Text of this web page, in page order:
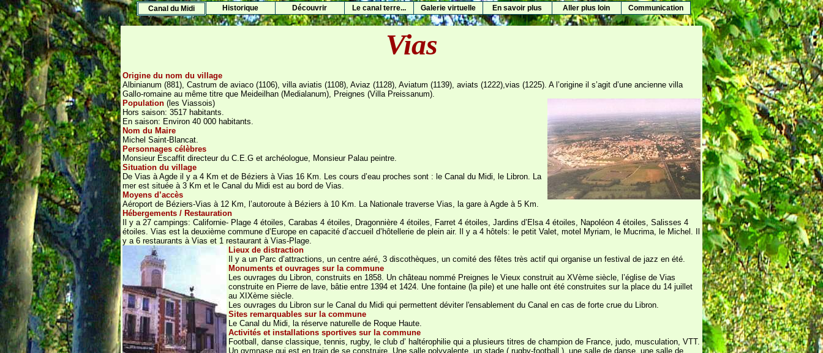
Canal du Midi Historique Découvrir Le canal terre... Galerie virtuelle En savoir plus Aller plus loin Communication
Vias
Origine du nom du village
Albinianum (881), Castrum de aviaco (1106), villa aviatis (1108), Aviaz (1128), Aviatum (1139), aviats (1222),vias (1225). A l’origine il s’agit d’une ancienne villa
Gallo-romaine au même titre que Meideilhan (Medialanum), Preignes (Villa Preissanum).
Population (les Viassois)
Hors saison: 3517 habitants.
En saison: Environ 40 000 habitants.
Nom du Maire
Michel Saint-Blancat.
Personnages célèbres
Monsieur Escaffit directeur du C.E.G et archéologue, Monsieur Palau peintre.
Situation du village
De Vias à Agde il y a 4 Km et de Béziers à Vias 16 Km. Les cours d’eau proches sont : le Canal du Midi, le Libron. La
mer est située à 3 Km et le Canal du Midi est au bord de Vias.
Moyens d’accès
Aéroport de Béziers-Vias à 12 Km, l’autoroute à Béziers à 10 Km. La Nationale traverse Vias, la gare à Agde à 5 Km.
Hébergements / Restauration
Il y a 27 campings: Californie- Plage 4 étoiles, Carabas 4 étoiles, Dragonnière 4 étoiles, Farret 4 étoiles, Jardins d’Elsa 4 étoiles, Napoléon 4 étoiles, Salisses 4
étoiles. Vias est la deuxième commune d’Europe en capacité d’accueil d’hôtellerie de plein air. Il y a 4 hôtels: le petit Valet, motel Myriam, le Mucrima, le Michel. Il
y a 6 restaurants à Vias et 1 restaurant à Vias-Plage.
Lieux de distraction
Il y a un Parc d’attractions, un centre aéré, 3 discothèques, un comité des fêtes très actif qui organise un festival de jazz en été.
Monuments et ouvrages sur la commune
Les ouvrages du Libron, construits en 1858. Un château nommé Preignes le Vieux construit au XVème siècle, l’église de Vias
construite en Pierre de lave, bâtie entre 1394 et 1424. Une fontaine (la pile) et une halle ont été construites sur la place du 14 juillet
au XIXème siècle.
Les ouvrages du Libron sur le Canal du Midi qui permettent déviter l'ensablement du Canal en cas de forte crue du Libron.
Sites remarquables sur la commune
Le Canal du Midi, la réserve naturelle de Roque Haute.
Activités et installations sportives sur la commune
Football, danse classique, tennis, rugby, le club d’ haltérophilie qui a plusieurs titres de champion de France, judo, musculation, VTT.
Un gymnase qui est en train de se construire. Une salle polyvalente, un stade ( rugby-football ), une salle de danse, une salle de